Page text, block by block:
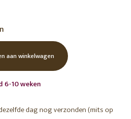
aan winkelwagen
6-10 weken
dag nog verzonden (mits op